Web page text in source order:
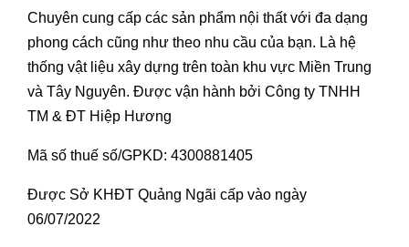
Chuyên cung cấp các sản phẩm nội thất với đa dạng
phong cách cũng như theo nhu cầu của bạn. Là hệ
thống vật liệu xây dựng trên toàn khu vực Miền Trung
và Tây Nguyên. Được vận hành bởi Công ty TNHH
TM & ĐT Hiệp Hương
Mã số thuế số/GPKD: 4300881405
Được Sở KHĐT Quảng Ngãi cấp vào ngày
06/07/2022